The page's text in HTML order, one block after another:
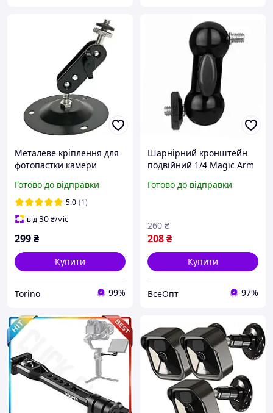
Металеве кріплення для
фотопастки камери
на 360 градусів чорний
Готово до відправки
5.0 (1)
від30₴/міс
299₴
Купити
Torino 99%
Шарнірний кронштейн
подвійний 1/4 Magic Arm
навантаження до 2 кг,
Готово до відправки
208₴
260 ₴
Купити
ВсеОпт 97%